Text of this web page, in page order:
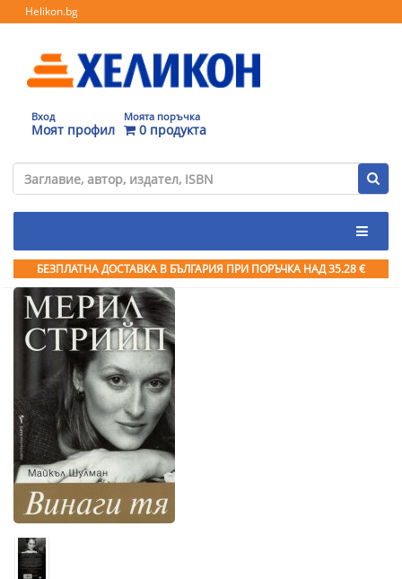
Helikon.bg
Вход
Моят профил
Моята поръчка
0 продукта
БЕЗПЛАТНА ДОСТАВКА В БЪЛГАРИЯ ПРИ ПОРЪЧКА НАД 35.28 €